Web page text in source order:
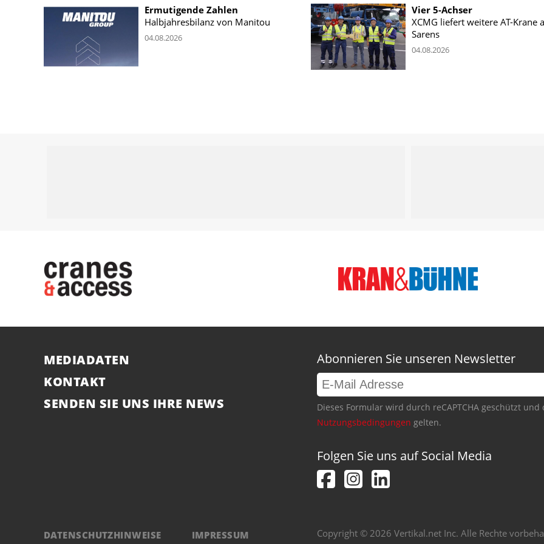
Ermutigende Zahlen
Halbjahresbilanz von Manitou
04.08.2026
Vier 5-Achser
XCMG liefert weitere AT-Krane
Sarens
04.08.2026
MEDIADATEN
KONTAKT
SENDEN SIE UNS IHRE NEWS
Abonnieren Sie unseren Newsletter
Dieses Formular wird durch reCAPTCHA geschützt
Nutzungsbedingungen gelten.
Folgen Sie uns auf Social Media
DATENSCHUTZHINWEISE IMPRESSUM Copyright © 2026 Vertikal.net Inc. Alle Rechte